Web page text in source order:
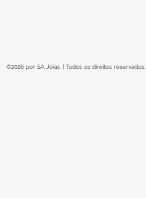
©2026 por SA Jóias. | Todos os direitos reservados.